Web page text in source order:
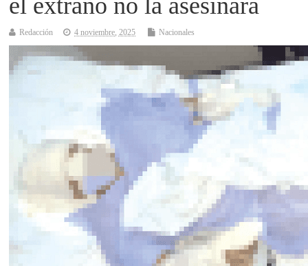
el extraño no la asesinara
Redacción 4 noviembre, 2025 Nacionales